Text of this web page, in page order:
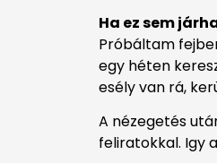
Ha ez sem
Próbáltam
egy héten
esély van rá,
A nézegetés
feliratokkal. Igy